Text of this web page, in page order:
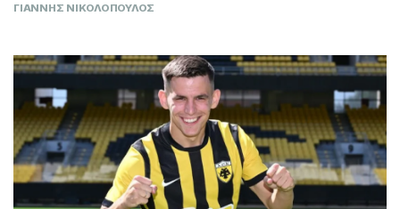
ΓΙΑΝΝΗΣ ΝΙΚΟΛΟΠΟΥΛΟΣ